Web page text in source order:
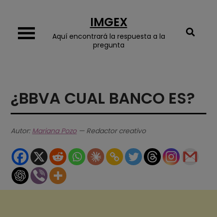
content
IMGEX
Aquí encontrará la respuesta a la
pregunta
¿BBVA CUAL BANCO ES?
Autor: Mariana Pozo— Redactor creativo